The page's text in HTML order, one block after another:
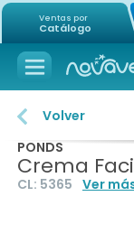
Ventas por
Catálogo
Volver
PONDS
Crema
CL: 5365 Ver